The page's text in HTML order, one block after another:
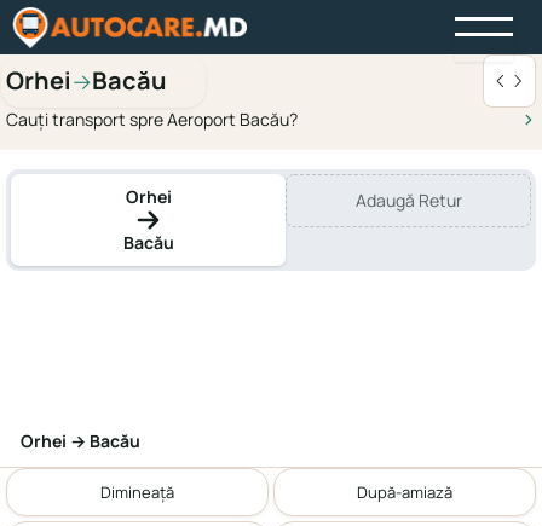
Orhei→Bacău
Cauți transport spre Aeroport Bacău?
Orhei
Bacău
Adaugă Retur
Orhei → Bacău
Dimineață După-amiază